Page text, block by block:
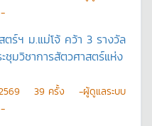
ร์ฯ ม.แม่โจ้ คว้า 3 รางวัล
ชุมวิชาการสัตวศาสตร์แห่ง
39 ครั้ง
-ผู้ดูแลระบบ